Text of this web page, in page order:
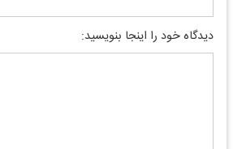
دیدگاه خود را اینجا بنویسید: